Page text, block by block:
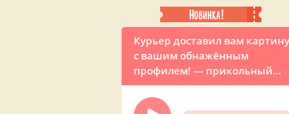
Курьер доставил вам картину
с вашим обнажённым
профилем! — прикольный
аудио-розыгрыш от службы
доставки ко Дню рождения